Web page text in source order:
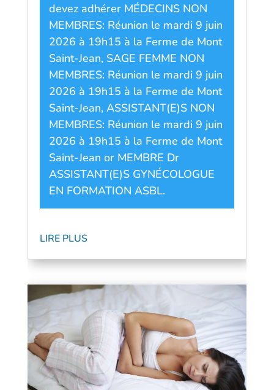
devez adhérer MÉDECINS NON
MEMBRES: Réunion le mardi 9 juin
2026 à 19h15 à la Ferme de Mont
Saint-Jean, SAGE FEMME NON
MEMBRES: Réunion le mardi 9 juin
2026 à 19h15 à la Ferme de Mont
Saint-Jean, ASSISTANT(E)S NON
MEMBRES: Réunion le mardi 9 juin
2026 à 19h15 à la Ferme de Mont
Saint-Jean or MEMBRE Dr
ASSISTANT(E)S GYNÉCOLOGUE
EN FORMATION ASBL.
LIRE PLUS